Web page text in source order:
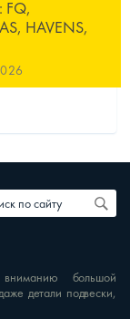
HAVENS,
большой
детали подвески,